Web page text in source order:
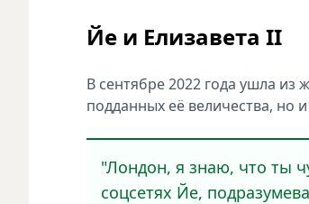
Йе и Елизавета II
В сентябре 2022 года ушла из
подданных её величества, но
"Лондон, я знаю, что ты
соцсетях Йе,